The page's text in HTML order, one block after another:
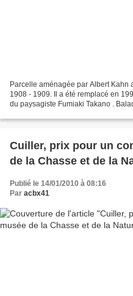
Parcelle aménagée par Albert Kahn
1908 - 1909. Il a été remplacé en
du paysagiste Fumiaki Takano .
Cuiller, prix pour un
de la Chasse et de la
Publié le 14/01/2010 à 08:16
Par acbx41